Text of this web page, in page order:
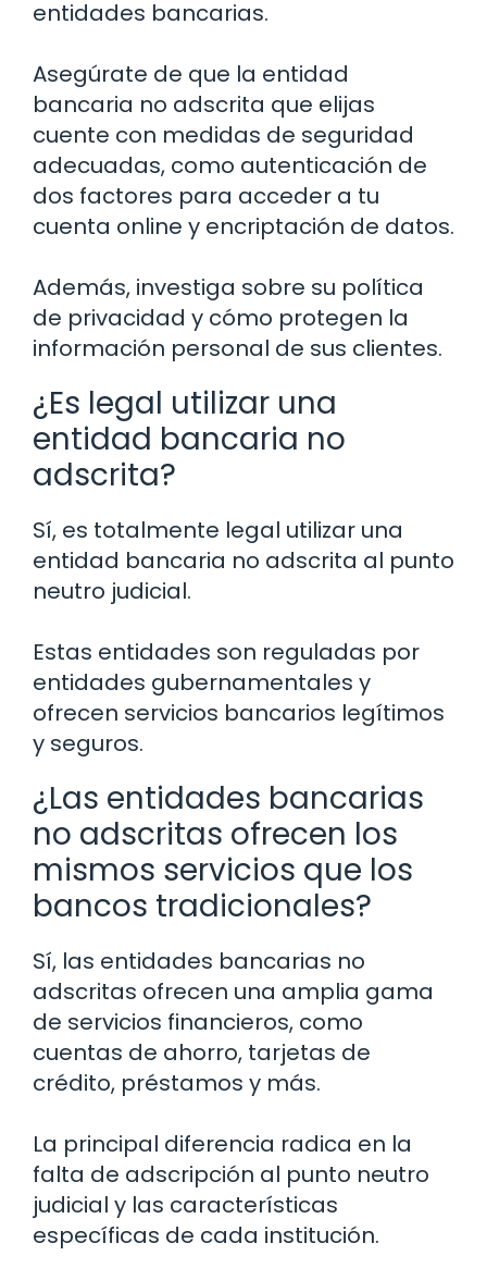
entidades bancarias.
Asegúrate de que la entidad
bancaria no adscrita que elijas
cuente con medidas de seguridad
adecuadas, como autenticación de
dos factores para acceder a tu
cuenta online y encriptación de datos.
Además, investiga sobre su política
de privacidad y cómo protegen la
información personal de sus clientes.
¿Es legal utilizar una
entidad bancaria no
adscrita?
Sí, es totalmente legal utilizar una
entidad bancaria no adscrita al punto
neutro judicial.
Estas entidades son reguladas por
entidades gubernamentales y
ofrecen servicios bancarios legítimos
y seguros.
¿Las entidades bancarias
no adscritas ofrecen los
mismos servicios que los
bancos tradicionales?
Sí, las entidades bancarias no
adscritas ofrecen una amplia gama
de servicios financieros, como
cuentas de ahorro, tarjetas de
crédito, préstamos y más.
La principal diferencia radica en la
falta de adscripción al punto neutro
judicial y las características
específicas de cada institución.